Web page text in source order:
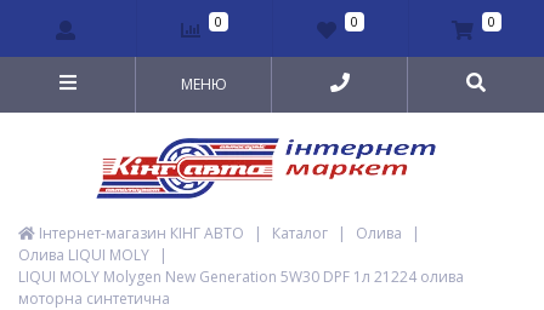
0 0 0
МЕНЮ
Інтернет-магазин КІНГ АВТО | Каталог | Олива
|
Олива LIQUI MOLY
|
LIQUI MOLY Molygen New Generation 5W30 DPF 1л 21224 олива
моторна синтетична